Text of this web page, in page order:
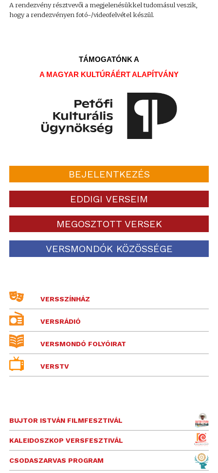
A rendezvény résztvevői a megjelenésükkel tudomásul veszik,
hogy a rendezvényen fotó-/videofelvétel készül.
TÁMOGATÓNK A
A MAGYAR KULTÚRÁÉRT ALAPÍTVÁNY
BEJELENTKEZÉS
EDDIGI VERSEIM
MEGOSZTOTT VERSEK
VERSMONDÓK KÖZÖSSÉGE
VERSSZÍNHÁZ
VERSRÁDIÓ
VERSMONDÓ FOLYÓIRAT
VERSTV
BUJTOR ISTVÁN FILMFESZTIVÁL
KALEIDOSZKOP VERSFESZTIVÁL
CSODASZARVAS PROGRAM